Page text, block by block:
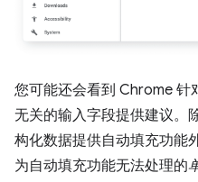
您可能还会看到 Chrome 针
无关的输入字段提供建议。
构化数据提供自动填充功能
为自动填充功能无法处理的